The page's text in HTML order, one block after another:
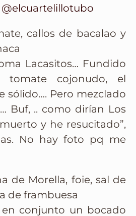
@elcuartelillotubo
callos de bacalao y
Lacasitos… Fundido
cojonudo, el
sólido…. Pero mezclado
Buf, .. como dirían Los
y he resucitado”,
No hay foto pq me
de Morella, foie, sal de
de frambuesa
en conjunto un bocado